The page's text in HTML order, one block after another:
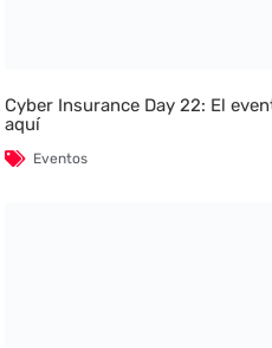
Cyber Insurance Day 22: El
aquí
Eventos